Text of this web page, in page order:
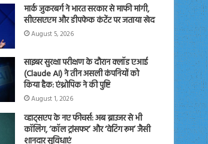
मार्क जुकरबर्ग ने भारत सरकार से माफी मांगी,
सीएसएएम और डीपफेक कंटेंट पर जताया खेद
August 5, 2026
साइबर सुरक्षा परीक्षण के दौरान क्लॉड एआई
(Claude AI) ने तीन असली कंपनियों को
किया हैक: एंथ्रोपिक ने की पुष्टि
August 1, 2026
व्हाट्सएप के नए फीचर्स: अब ब्राउजर से भी
कॉलिंग, ‘कॉल ट्रांसफर’ और ‘वेटिंग रूम’ जैसी
शानदार सुविधाएं